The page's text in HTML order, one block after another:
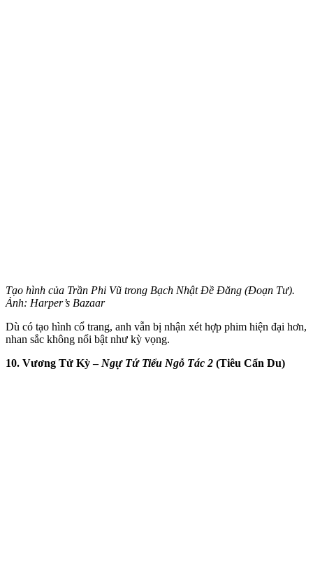
Tạo hình của Trần Phi Vũ trong Bạch Nhật Đề Đăng (Đoạn Tư).
Ảnh: Harper’s Bazaar
Dù có tạo hình cổ trang, anh vẫn bị nhận xét hợp phim hiện đại hơn,
nhan sắc không nổi bật như kỳ vọng.
10. Vương Tử Kỳ – Ngự Tứ Tiểu Ngỗ Tác 2 (Tiêu Cẩn Du)